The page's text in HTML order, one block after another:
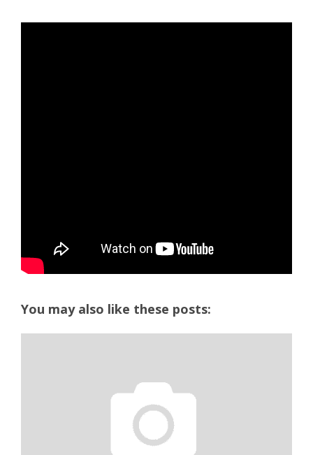
You may also like these posts: